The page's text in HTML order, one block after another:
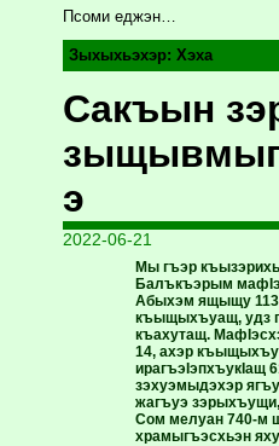
Псоми еджэн…
Зыхыхьэхэр: Хэха
Сакъын
э
2022-06-21
Мы гъэр
Балъкъэрым
Абыхэм ящыщу
къыщыхъуащ, удз
къахутащ.
14, ахэр
ирагъэIэпхъукIащ
зэхуэмыдэхэр
жагъуэ
Сом мелуан 740-м
храмыгъэсхьэн